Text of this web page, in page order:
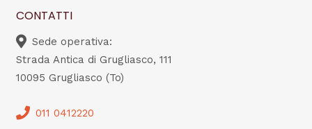
CONTATTI
Sede operativa:
Strada Antica di Grugliasco, 111
10095 Grugliasco (To)
011 0412220